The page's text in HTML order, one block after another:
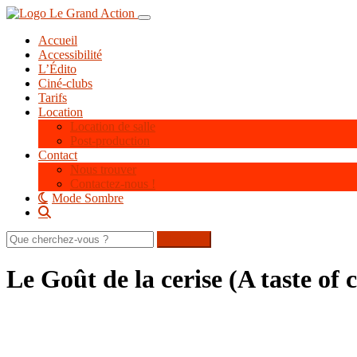
Aller
contenu
principal
Toggle navigation
Accueil
Accessibilité
L’Édito
Ciné-clubs
Tarifs
Location
Location de salle
Post-production
Contact
Nous trouver
Contactez-nous !
Mode Sombre
Rechercher
sur
site
Le Goût de la cerise (A taste of